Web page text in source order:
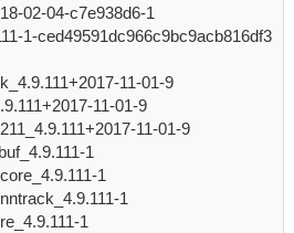
02-04-c7e938d6-1
1-ced49591dc966c9bc9acb816df3
11-01-9
11-01-9
11-01-9
1
1
1
1